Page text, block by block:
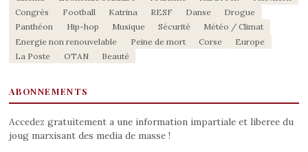
Congrès
Football Katrina RESF Danse
Drogue
Panthéon
Hip-hop Musique Sécurité
Météo / Climat
Energie non renouvelable
Peine de mort Corse
Europe
La Poste
OTAN Beauté
ABONNEMENTS
Accedez gratuitement a une information impartiale et liberee du
joug marxisant des media de masse !